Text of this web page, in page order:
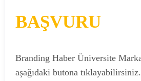
BAŞVURU
Branding Haber Üniversite
aşağıdaki butona